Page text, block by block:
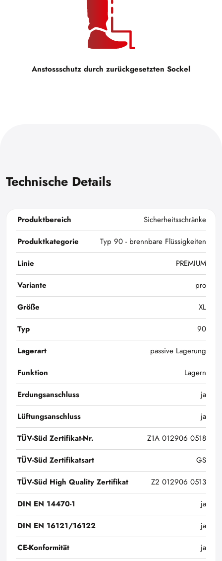
Anstossschutz durch zurückgesetzten Sockel
Technische Details
Produktbereich
Sicherheitsschränke
Produktkategorie
Typ 90 - brennbare Flüssigkeiten
Linie
PREMIUM
Variante
pro
Größe
XL
Typ
90
Lagerart
passive Lagerung
Funktion
Lagern
Erdungsanschluss
ja
Lüftungsanschluss
ja
TÜV-Süd Zertifikat-Nr.
Z1A 012906 0518
TÜV-Süd Zertifikatsart
GS
TÜV-Süd High Quality Zertifikat
Z2 012906 0513
DIN EN 14470-1
ja
DIN EN 16121/16122
ja
CE-Konformität
ja